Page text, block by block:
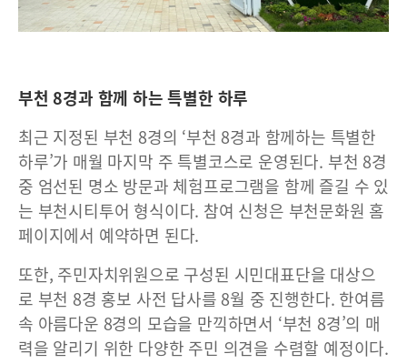
부천 8경과 함께 하는 특별한 하루
최근 지정된 부천 8경의 ‘부천 8경과 함께하는 특별한
하루’가 매월 마지막 주 특별코스로 운영된다. 부천 8경
중 엄선된 명소 방문과 체험프로그램을 함께 즐길 수 있
는 부천시티투어 형식이다. 참여 신청은 부천문화원 홈
페이지에서 예약하면 된다.
또한, 주민자치위원으로 구성된 시민대표단을 대상으
로 부천 8경 홍보 사전 답사를 8월 중 진행한다. 한여름
속 아름다운 8경의 모습을 만끽하면서 ‘부천 8경’의 매
력을 알리기 위한 다양한 주민 의견을 수렴할 예정이다.